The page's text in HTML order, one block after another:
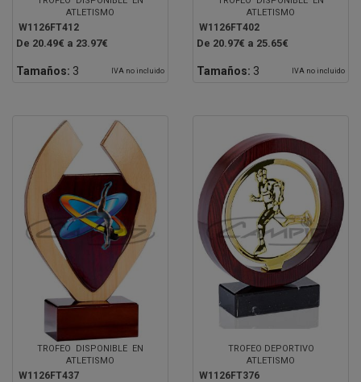
ATLETISMO
W1126FT412
De 20.49€ a 23.97€
Tamaños: 3 IVA no incluido
ATLETISMO
W1126FT402
De 20.97€ a 25.65€
Tamaños: 3 IVA no incluido
TROFEO DISPONIBLE EN
ATLETISMO
W1126FT437
TROFEO DEPORTIVO
ATLETISMO
W1126FT376